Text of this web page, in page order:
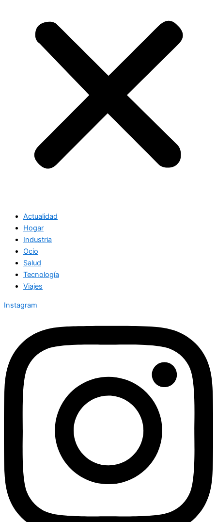
Actualidad
Hogar
Industria
Ocio
Salud
Tecnología
Viajes
Instagram